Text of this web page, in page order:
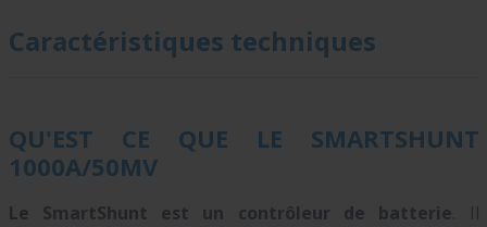
Caractéristiques techniques
QU'EST CE QUE LE SMARTSHUNT
1000A/50MV
Le SmartShunt est un contrôleur de batterie. Il